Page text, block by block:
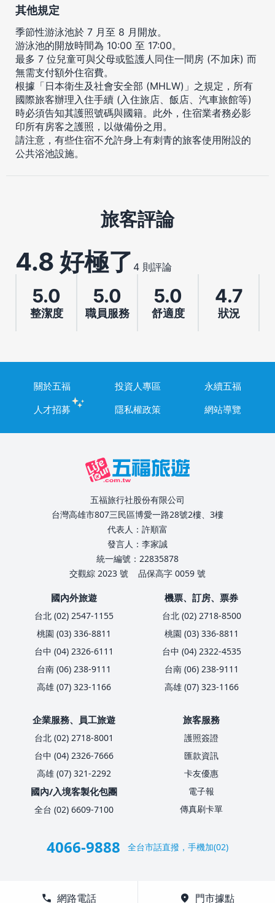
其他規定
季節性游泳池於 7 月至 8 月開放。
游泳池的開放時間為 10:00 至 17:00。
最多 7 位兒童可與父母或監護人同住一間房 (不加床) 而
無需支付額外住宿費。
根據「日本衛生及社會安全部 (MHLW)」之規定，所有
國際旅客辦理入住手續 (入住旅店、飯店、汽車旅館等)
時必須告知其護照號碼與國籍。此外，住宿業者務必影
印所有房客之護照，以做備份之用。
請注意，有些住宿不允許身上有刺青的旅客使用附設的
公共浴池設施。
旅客評論
4.8 好極了 4 則評論
5.0
整潔度
5.0
職員服務
5.0
舒適度
4.7
狀況
關於五福 投資人專區
永續五福
人才招募
隱私權政策 網站導覽
五福旅行社股份有限公司
台灣高雄市807三民區博愛一路28號2樓、3樓
代表人：許順富
發言人：李家誠
統一編號：22835878
交觀綜 2023 號
品保高字 0059 號
國內外旅遊
台北 (02) 2547-1155
桃園 (03) 336-8811
台中 (04) 2326-6111
台南 (06) 238-9111
高雄 (07) 323-1166
機票、訂房、票券
台北 (02) 2718-8500
桃園 (03) 336-8811
台中 (04) 2322-4535
台南 (06) 238-9111
高雄 (07) 323-1166
企業服務、員工旅遊
台北 (02) 2718-8001
台中 (04) 2326-7666
高雄 (07) 321-2292
國內/入境客製化包團
全台 (02) 6609-7100
旅客服務
護照簽證
匯款資訊
卡友優惠
電子報
傳真刷卡單
4066-9888 全台市話直撥，手機加(02)
call 網路電話 location_on 門市據點